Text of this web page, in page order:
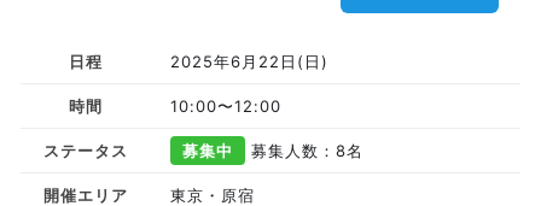
日程 2025年6月22日(日)
時間 10:00〜12:00
ステータス 募集中 募集人数：8名
開催エリア 東京・原宿